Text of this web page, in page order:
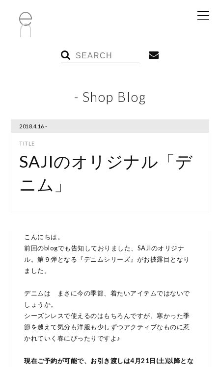
- Shop Blog
2018.4.16 -
SAJIのオリジナル「デ
ニム」
こんにちは。
前回のblogでも告知しておりました、SAJIのオリジナ
ル。第９弾となる『デニムシリーズ』がお披露目となり
ました。
デニムは まさに今の季節、着たいアイテムではないで
しょうか。
シーズンレスで使えるのはもちろんですが、寒かった季
節を越えて気分も洋服も少しずつアクティブなものに惹
かれていく春にぴったりですよ♪
現在ご予約が可能で、お引き渡しは4月21日(土)以降とな